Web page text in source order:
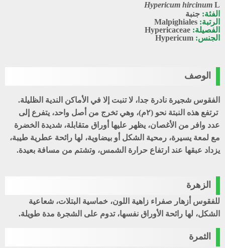
Hypericum hircinum L
الفئة: جنبة
الرتبة: Malpighiales
الفصيلة: Hypericaceae
الجنس: Hypericum
الوصف
الفقوس شجيرة نادرة جدا، لا تنبت إلا في الأماكن الندية الظليلة.
ترتفع هذه النبتة نحو (٢م)، وهي تخرج من أصل واحد، يتفرع إلى
عدد وافر من الأغصان، يظهر عليها أوراق متقابلة، شديدة الخضرة
مع لمعة يسيرة، رمحية الشكل أو بيضاوية، لها رائحة عطرية طيبة،
يزداد عبقها عند ارتفاع حرارة الشمس، وتشتم من مسافة بعيدة.
الزهرة
للفقوس أزهار صفراء زاهية اللون، خماسية البتلات، شعاعية
الشكل، لها رائحة الأوراق نفسها، تدوم على الشجرة مدة طويلة.
الثمرة